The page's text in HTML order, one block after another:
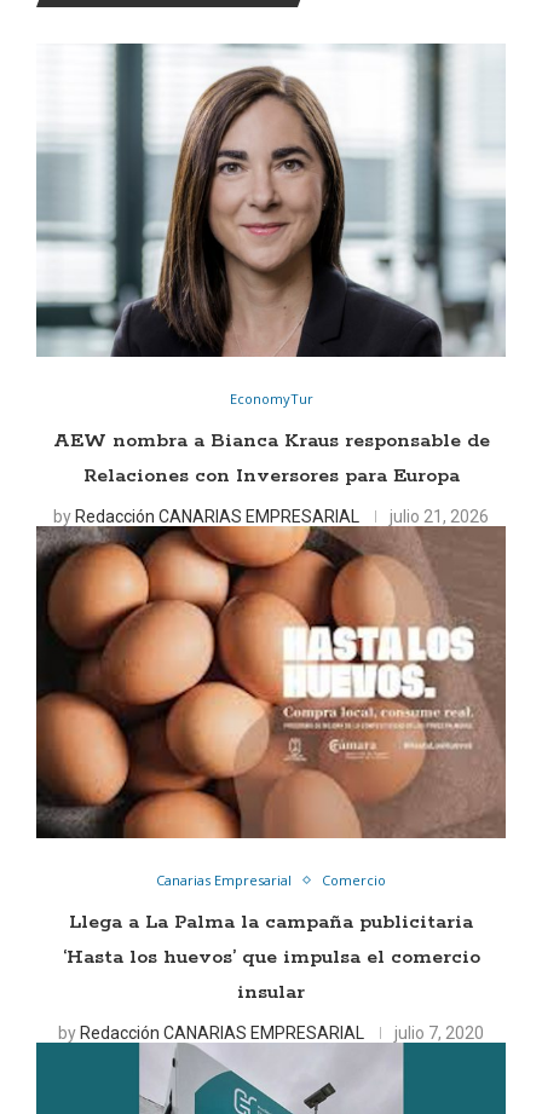
EconomyTur
AEW nombra a Bianca Kraus responsable de
Relaciones con Inversores para Europa
by Redacción CANARIAS EMPRESARIAL julio 21, 2026
Canarias Empresarial Comercio
Llega a La Palma la campaña publicitaria
‘Hasta los huevos’ que impulsa el comercio
insular
by Redacción CANARIAS EMPRESARIAL julio 7, 2020